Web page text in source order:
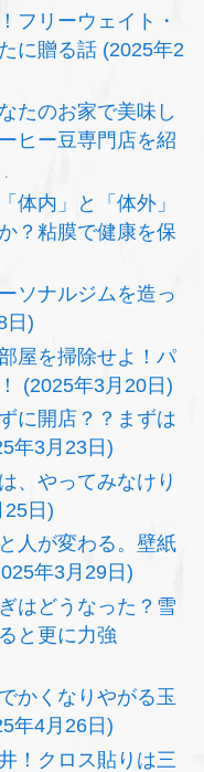
フリーウェイト・
に贈る話 (2025年2
たのお家で美味し
ヒー豆専門店を紹
体内」と「体外」
？粘膜で健康を保
ソナルジムを造っ
日)
屋を掃除せよ！パ
(2025年3月20日)
に開店？？まずは
年3月23日)
、やってみなけり
25日)
人が変わる。壁紙
年3月29日)
はどうなった？雪
と更に力強
かくなりやがる玉
年4月26日)
！クロス貼りは三